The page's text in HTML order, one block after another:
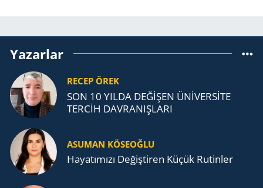
Yazarlar
RECEP ÖREK
SON 10 YILDA DEĞİŞEN ÜNİVERSİTE
TERCİH DAVRANIŞLARI
ASUMAN KÖSEOĞLU
Ha­ya­tı­mı­zı De­ğiş­ti­ren Küçük Ru­tin­ler